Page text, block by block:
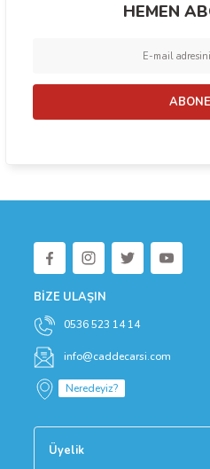
Ürün açıklamasında eksik bilgiler
Ürün fiyatı diğer sitelerden daha
Bu ürüne benzer farklı alternatifler
HEMEN
BİZE ULAŞIN
0536 523 14 14
info@caddecarsi.com
Neredeyiz?
Üyelik